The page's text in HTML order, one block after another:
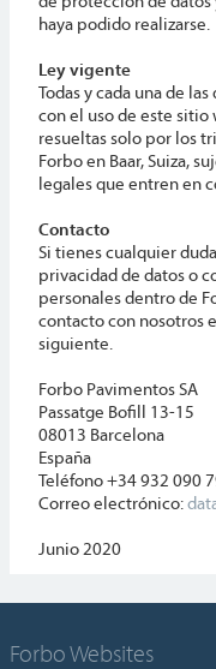
haya podido realizarse.
Ley vigente
Todas y cada una de
con el uso de este sitio
resueltas solo por los
Forbo en Baar, Suiza,
legales que entren en
Contacto
Si tienes cualquier
privacidad de datos o
personales dentro de
contacto con nosotros
siguiente.
Forbo Pavimentos SA
Passatge Bofill 13-15
08013 Barcelona
España
Teléfono +34 932 090
Correo electrónico:
Junio 2020
Forbo Websites